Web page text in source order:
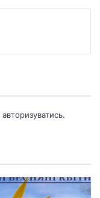
авторизуватись.